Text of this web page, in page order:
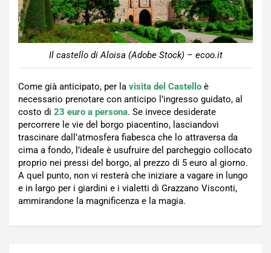
Il castello di Aloisa (Adobe Stock) – ecoo.it
Come già anticipato, per la visita del Castello è
necessario prenotare con anticipo l’ingresso guidato, al
costo di 23 euro a persona. Se invece desiderate
percorrere le vie del borgo piacentino, lasciandovi
trascinare dall’atmosfera fiabesca che lo attraversa da
cima a fondo, l’ideale è usufruire del parcheggio collocato
proprio nei pressi del borgo, al prezzo di 5 euro al giorno.
A quel punto, non vi resterà che iniziare a vagare in lungo
e in largo per i giardini e i vialetti di Grazzano Visconti,
ammirandone la magnificenza e la magia.